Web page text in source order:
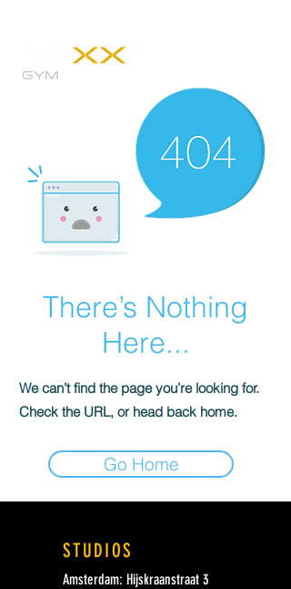
There’s Nothing
Here...
We can’t find the page you’re looking for.
Check the URL, or head back home.
Go Home
STUDIOS
Amsterdam: Hijskraanstraat 3